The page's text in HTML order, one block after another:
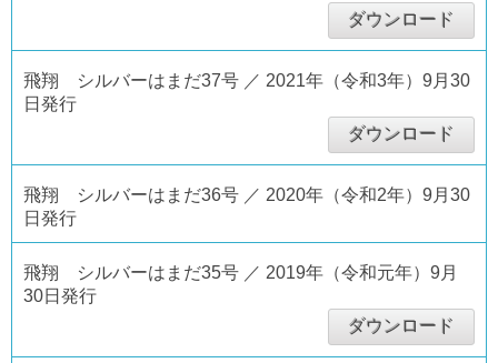
ダウンロード
飛翔 シルバーはまだ37号 ／ 2021年（令和3年）9月30
日発行
ダウンロード
飛翔 シルバーはまだ36号 ／ 2020年（令和2年）9月30
日発行
飛翔 シルバーはまだ35号 ／ 2019年（令和元年）9月
30日発行
ダウンロード